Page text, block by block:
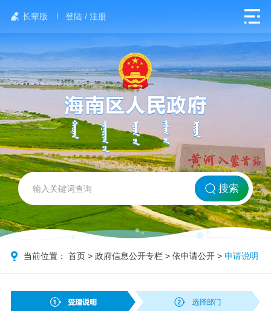
长辈版 登陆 / 注册
网站首页
北方海南
政务要闻
党务公开
搜索
当前位置：首页 >政府信息公开专栏 >依申请公开 >申请说明